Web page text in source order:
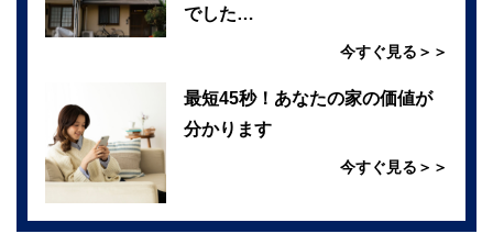
でした…
今すぐ見る＞＞
最短45秒！あなたの家の価値が
分かります
今すぐ見る＞＞